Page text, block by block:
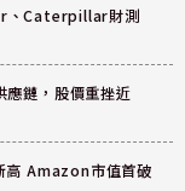
、Caterpillar財測
應鏈，股價重挫近
高 Amazon市值首破